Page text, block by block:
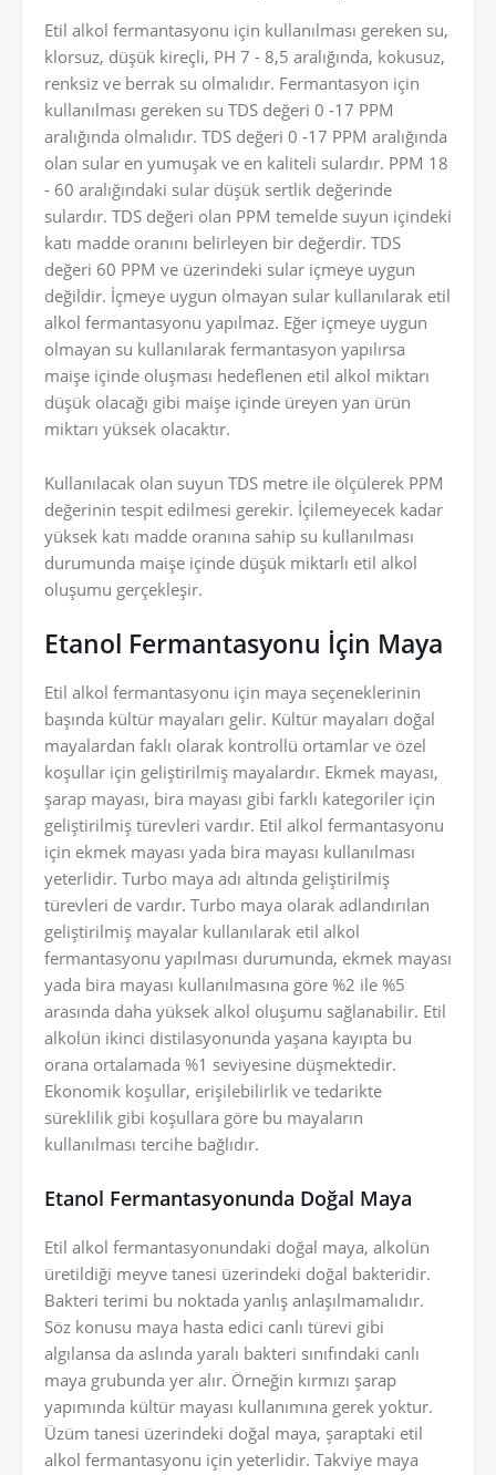
Etil alkol fermantasyonu için kullanılması gereken su,
klorsuz, düşük kireçli, PH 7 - 8,5 aralığında, kokusuz,
renksiz ve berrak su olmalıdır. Fermantasyon için
kullanılması gereken su TDS değeri 0 -17 PPM
aralığında olmalıdır. TDS değeri 0 -17 PPM aralığında
olan sular en yumuşak ve en kaliteli sulardır. PPM 18
- 60 aralığındaki sular düşük sertlik değerinde
sulardır. TDS değeri olan PPM temelde suyun içindeki
katı madde oranını belirleyen bir değerdir. TDS
değeri 60 PPM ve üzerindeki sular içmeye uygun
değildir. İçmeye uygun olmayan sular kullanılarak etil
alkol fermantasyonu yapılmaz. Eğer içmeye uygun
olmayan su kullanılarak fermantasyon yapılırsa
maişe içinde oluşması hedeflenen etil alkol miktarı
düşük olacağı gibi maişe içinde üreyen yan ürün
miktarı yüksek olacaktır.
Kullanılacak olan suyun TDS metre ile ölçülerek PPM
değerinin tespit edilmesi gerekir. İçilemeyecek kadar
yüksek katı madde oranına sahip su kullanılması
durumunda maişe içinde düşük miktarlı etil alkol
oluşumu gerçekleşir.
Etanol Fermantasyonu İçin Maya
Etil alkol fermantasyonu için maya seçeneklerinin
başında kültür mayaları gelir. Kültür mayaları doğal
mayalardan faklı olarak kontrollü ortamlar ve özel
koşullar için geliştirilmiş mayalardır. Ekmek mayası,
şarap mayası, bira mayası gibi farklı kategoriler için
geliştirilmiş türevleri vardır. Etil alkol fermantasyonu
için ekmek mayası yada bira mayası kullanılması
yeterlidir. Turbo maya adı altında geliştirilmiş
türevleri de vardır. Turbo maya olarak adlandırılan
geliştirilmiş mayalar kullanılarak etil alkol
fermantasyonu yapılması durumunda, ekmek mayası
yada bira mayası kullanılmasına göre %2 ile %5
arasında daha yüksek alkol oluşumu sağlanabilir. Etil
alkolün ikinci distilasyonunda yaşana kayıpta bu
orana ortalamada %1 seviyesine düşmektedir.
Ekonomik koşullar, erişilebilirlik ve tedarikte
süreklilik gibi koşullara göre bu mayaların
kullanılması tercihe bağlıdır.
Etanol Fermantasyonunda Doğal Maya
Etil alkol fermantasyonundaki doğal maya, alkolün
üretildiği meyve tanesi üzerindeki doğal bakteridir.
Bakteri terimi bu noktada yanlış anlaşılmamalıdır.
Söz konusu maya hasta edici canlı türevi gibi
algılansa da aslında yaralı bakteri sınıfındaki canlı
maya grubunda yer alır. Örneğin kırmızı şarap
yapımında kültür mayası kullanımına gerek yoktur.
Üzüm tanesi üzerindeki doğal maya, şaraptaki etil
alkol fermantasyonu için yeterlidir. Takviye maya